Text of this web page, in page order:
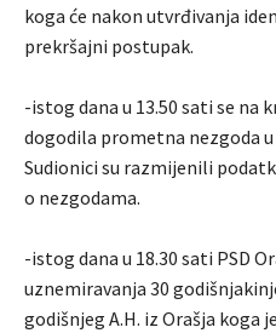
koga će nakon utvrđivanja
prekršajni postupak.
-istog dana u 13.50 sati se na
dogodila prometna nezgoda
Sudionici su razmijenili
o nezgodama.
-istog dana u 18.30 sati PSD
uznemiravanja 30
godišnjeg A.H. iz Orašja koga